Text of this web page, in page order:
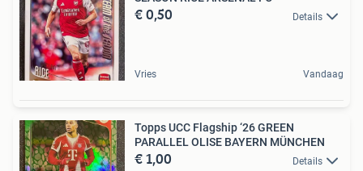
€ 0,50 Details
Vries Vandaag
Topps UCC Flagship ‘26 GREEN
PARALLEL OLISE BAYERN MÜNCHEN
€ 1,00 Details